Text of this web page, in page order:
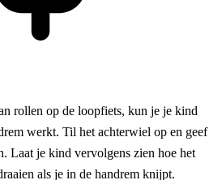
rollen op de loopfiets, kun je je kind
werkt. Til het achterwiel op en geef
Laat je kind vervolgens zien hoe het
als je in de handrem knijpt.